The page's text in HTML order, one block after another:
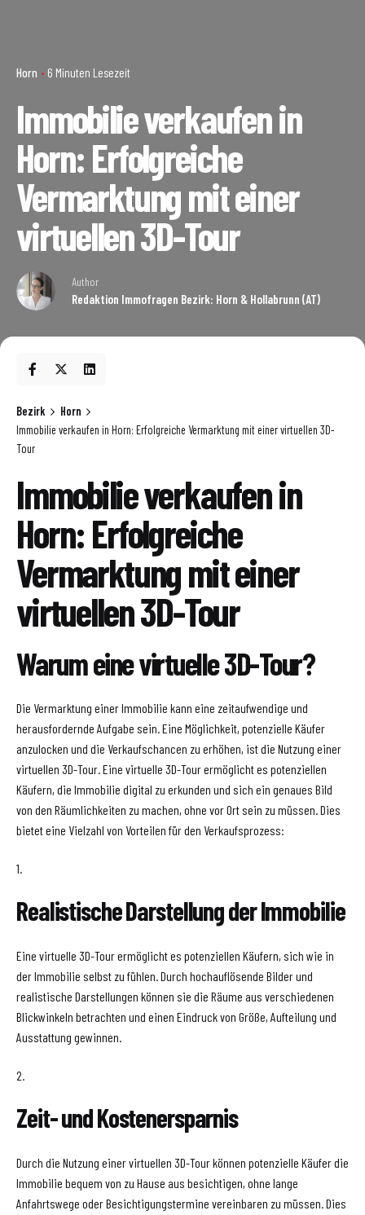
Horn 6 Minuten Lesezeit
Immobilie verkaufen in
Horn: Erfolgreiche
Vermarktung mit einer
virtuellen 3D-Tour
Author
Redaktion Immofragen Bezirk: Horn & Hollabrunn (AT)
Bezirk
Horn
Immobilie verkaufen in Horn: Erfolgreiche Vermarktung mit einer virtuellen 3D-
Tour
Immobilie verkaufen in
Horn: Erfolgreiche
Vermarktung mit einer
virtuellen 3D-Tour
Warum eine virtuelle 3D-Tour?
Die Vermarktung einer Immobilie kann eine zeitaufwendige und
herausfordernde Aufgabe sein. Eine Möglichkeit, potenzielle Käufer
anzulocken und die Verkaufschancen zu erhöhen, ist die Nutzung einer
virtuellen 3D-Tour. Eine virtuelle 3D-Tour ermöglicht es potenziellen
Käufern, die Immobilie digital zu erkunden und sich ein genaues Bild
von den Räumlichkeiten zu machen, ohne vor Ort sein zu müssen. Dies
bietet eine Vielzahl von Vorteilen für den Verkaufsprozess:
1.
Realistische Darstellung der Immobilie
Eine virtuelle 3D-Tour ermöglicht es potenziellen Käufern, sich wie in
der Immobilie selbst zu fühlen. Durch hochauflösende Bilder und
realistische Darstellungen können sie die Räume aus verschiedenen
Blickwinkeln betrachten und einen Eindruck von Größe, Aufteilung und
Ausstattung gewinnen.
2.
Zeit- und Kostenersparnis
Durch die Nutzung einer virtuellen 3D-Tour können potenzielle Käufer die
Immobilie bequem von zu Hause aus besichtigen, ohne lange
Anfahrtswege oder Besichtigungstermine vereinbaren zu müssen. Dies